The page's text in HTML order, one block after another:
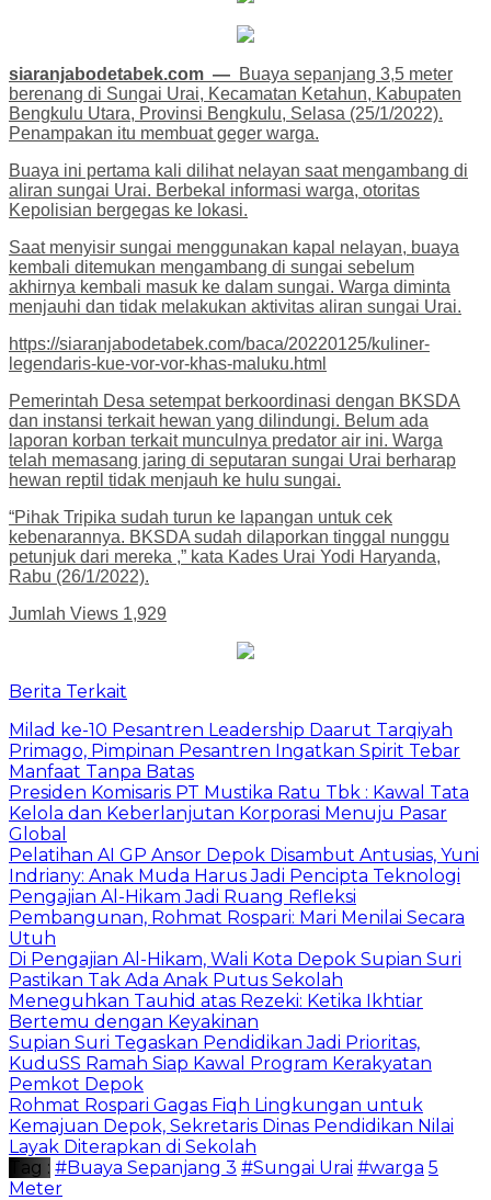
siaranjabodetabek.com — Buaya sepanjang 3,5 meter
berenang di Sungai Urai, Kecamatan Ketahun, Kabupaten
Bengkulu Utara, Provinsi Bengkulu, Selasa (25/1/2022).
Penampakan itu membuat geger warga.
Buaya ini pertama kali dilihat nelayan saat mengambang di
aliran sungai Urai. Berbekal informasi warga, otoritas
Kepolisian bergegas ke lokasi.
Saat menyisir sungai menggunakan kapal nelayan, buaya
kembali ditemukan mengambang di sungai sebelum
akhirnya kembali masuk ke dalam sungai. Warga diminta
menjauhi dan tidak melakukan aktivitas aliran sungai Urai.
https://siaranjabodetabek.com/baca/20220125/kuliner-
legendaris-kue-vor-vor-khas-maluku.html
Pemerintah Desa setempat berkoordinasi dengan BKSDA
dan instansi terkait hewan yang dilindungi. Belum ada
laporan korban terkait munculnya predator air ini. Warga
telah memasang jaring di seputaran sungai Urai berharap
hewan reptil tidak menjauh ke hulu sungai.
“Pihak Tripika sudah turun ke lapangan untuk cek
kebenarannya. BKSDA sudah dilaporkan tinggal nunggu
petunjuk dari mereka ,” kata Kades Urai Yodi Haryanda,
Rabu (26/1/2022).
Jumlah Views 1,929
Berita Terkait
Milad ke-10 Pesantren Leadership Daarut Tarqiyah
Primago, Pimpinan Pesantren Ingatkan Spirit Tebar
Manfaat Tanpa Batas
Presiden Komisaris PT Mustika Ratu Tbk : Kawal Tata
Kelola dan Keberlanjutan Korporasi Menuju Pasar
Global
Pelatihan AI GP Ansor Depok Disambut Antusias, Yuni
Indriany: Anak Muda Harus Jadi Pencipta Teknologi
Pengajian Al-Hikam Jadi Ruang Refleksi
Pembangunan, Rohmat Rospari: Mari Menilai Secara
Utuh
Di Pengajian Al-Hikam, Wali Kota Depok Supian Suri
Pastikan Tak Ada Anak Putus Sekolah
Meneguhkan Tauhid atas Rezeki: Ketika Ikhtiar
Bertemu dengan Keyakinan
Supian Suri Tegaskan Pendidikan Jadi Prioritas,
KuduSS Ramah Siap Kawal Program Kerakyatan
Pemkot Depok
Rohmat Rospari Gagas Fiqh Lingkungan untuk
Kemajuan Depok, Sekretaris Dinas Pendidikan Nilai
Layak Diterapkan di Sekolah
Tag : #Buaya Sepanjang 3 #Sungai Urai #warga 5
Meter